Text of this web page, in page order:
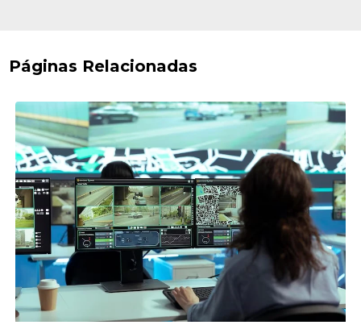
Páginas Relacionadas